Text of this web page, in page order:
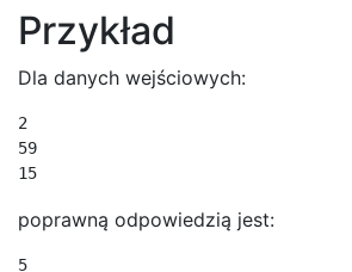
Przykład
Dla danych wejściowych:
2
59
15
poprawną odpowiedzią jest:
5